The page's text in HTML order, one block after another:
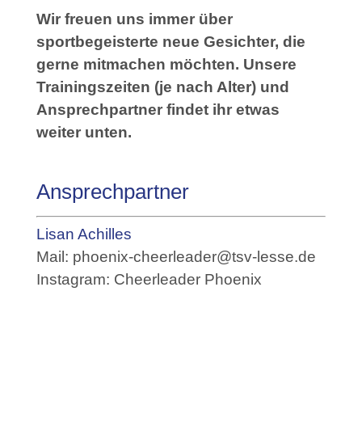
Wir freuen uns immer über
sportbegeisterte neue Gesichter, die
gerne mitmachen möchten. Unsere
Trainingszeiten (je nach Alter) und
Ansprechpartner findet ihr etwas
weiter unten.
Ansprechpartner
Lisan Achilles
Mail: phoenix-cheerleader@tsv-lesse.de
Instagram: Cheerleader Phoenix